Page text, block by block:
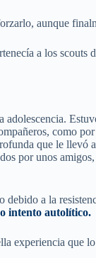
aunque
a los scouts
como
que le llevó a
por unos
a la
intento autolítico.
experiencia que